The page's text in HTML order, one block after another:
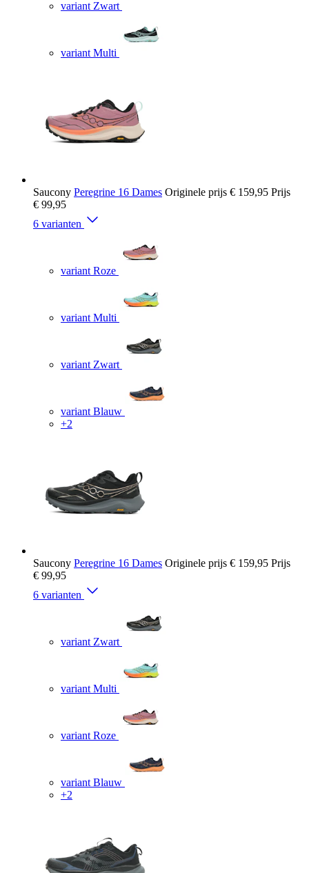
variant Zwart
variant Multi
Saucony Peregrine 16 Dames Originele prijs € 159,95 Prijs
€ 99,95
6 varianten
variant Roze
variant Multi
variant Zwart
variant Blauw
+2
Saucony Peregrine 16 Dames Originele prijs € 159,95 Prijs
€ 99,95
6 varianten
variant Zwart
variant Multi
variant Roze
variant Blauw
+2